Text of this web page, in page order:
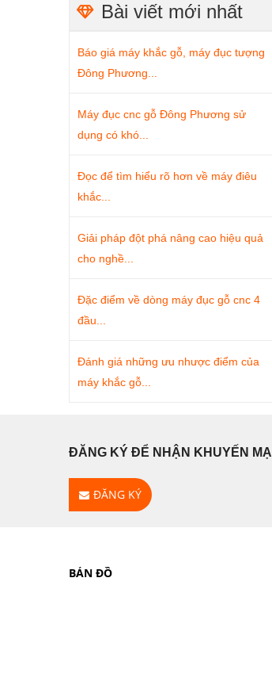
Bài viết mới nhất
Báo giá máy khắc gỗ, máy đục tượng
Đông Phương...
Máy đục cnc gỗ Đông Phương sử
dụng có khó...
Đọc để tìm hiểu rõ hơn về máy điêu
khắc...
Giải pháp đột phá nâng cao hiệu quả
cho nghề...
Đặc điểm về dòng máy đục gỗ cnc 4
đầu...
Đánh giá những ưu nhược điểm của
máy khắc gỗ...
ĐĂNG KÝ ĐỂ NHẬN KHUYẾN MẠI
ĐĂNG KÝ
BẢN ĐỒ